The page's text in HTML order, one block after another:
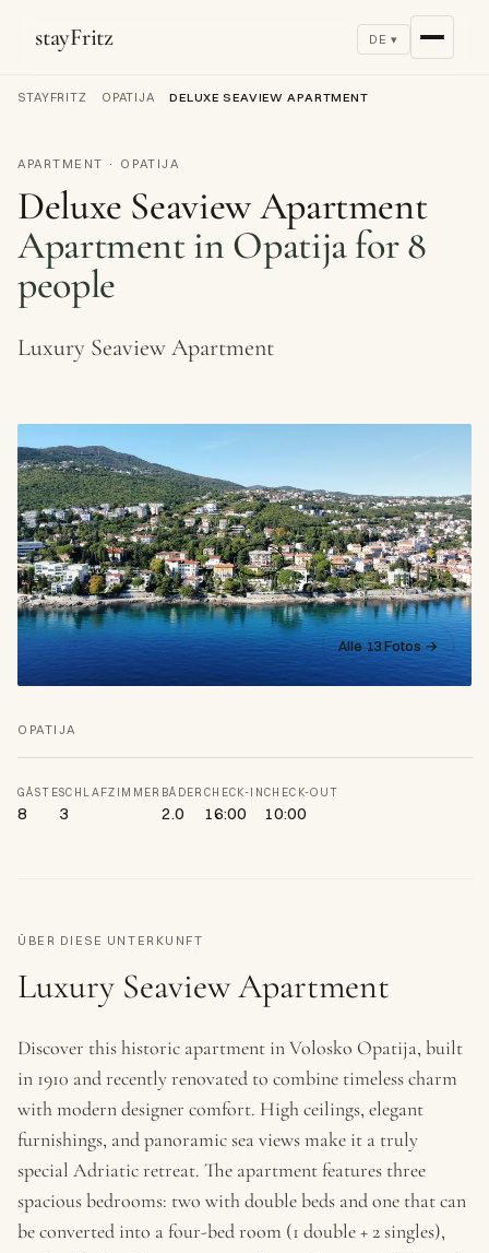
stayFritz DE ▾
STAYFRITZ OPATIJA DELUXE SEAVIEW APARTMENT
APARTMENT · OPATIJA
Deluxe Seaview Apartment
Apartment in Opatija for 8
people
Luxury Seaview Apartment
Alle 13 Fotos →
OPATIJA
GÄSTE
8
SCHLAFZIMMER
3
BÄDER
2.0
CHECK-IN
16:00
CHECK-OUT
10:00
ÜBER DIESE UNTERKUNFT
Luxury Seaview Apartment
Discover this historic apartment in Volosko Opatija, built
in 1910 and recently renovated to combine timeless charm
with modern designer comfort. High ceilings, elegant
furnishings, and panoramic sea views make it a truly
special Adriatic retreat. The apartment features three
spacious bedrooms: two with double beds and one that can
be converted into a four-bed room (1 double + 2 singles),